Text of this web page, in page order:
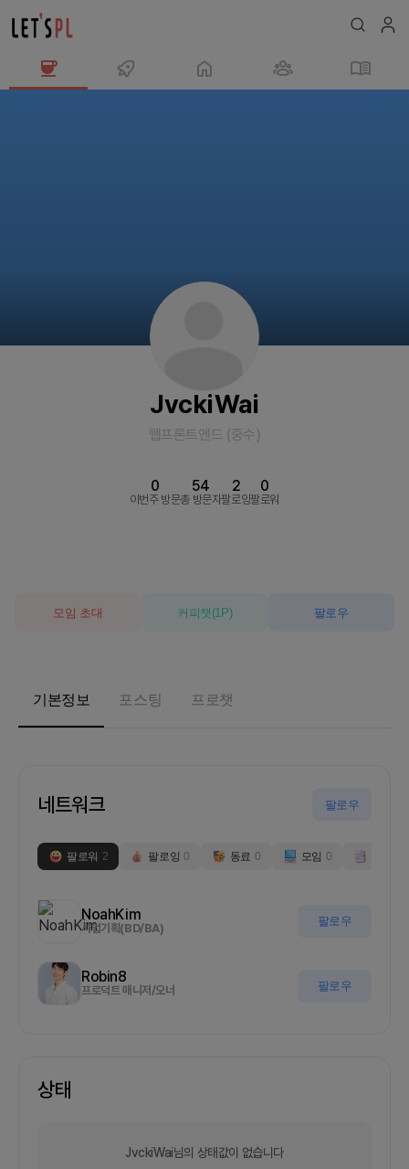
JvckiWai
웹프론트엔드 (중수)
이번주 방문
0
총 방문자
54
팔로잉
2
팔로워
0
모임 초대 커피챗 (1 P) 팔로우
기본정보 포스팅 프로챗
네트워크 팔로우
팔로워 2 팔로잉 0 동료 0 모임 0
NoahKim
사업기획(BD/BA)
팔로우
Robin8
프로덕트 매니저/오너 팔로우
상태
JvckiWai님의 상태값이 없습니다